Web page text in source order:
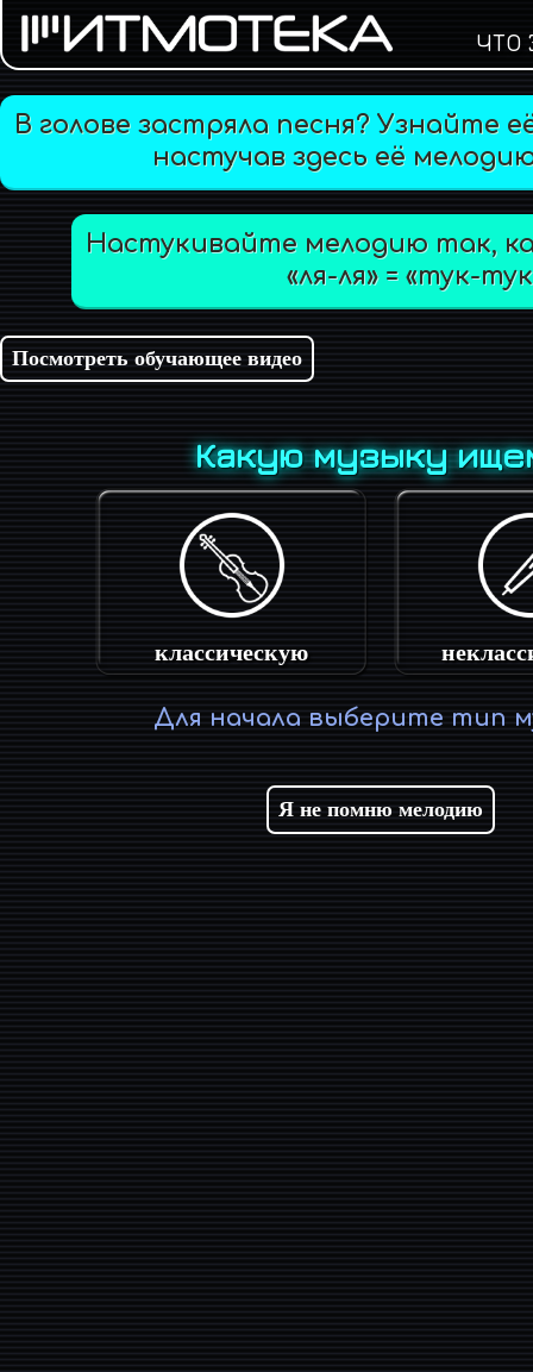
ЧТО
В голове застряла песня? Узнайте
настучав здесь её
Настукивайте мелодию так,
«ля-ля» = «тук-
Посмотреть обучающее видео
Какую музыку
классическую
Для начала выберите тип
Я не помню мелодию